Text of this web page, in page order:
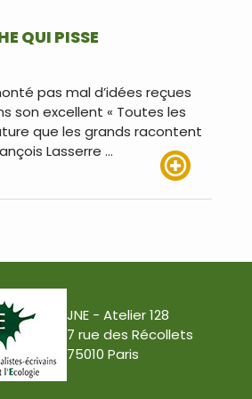
QUI PISSE
pas mal d’idées reçues
son excellent « Toutes les
que les grands racontent
Lasserre …
JNE - Atelier 128
7 rue des Récollets
75010 Paris